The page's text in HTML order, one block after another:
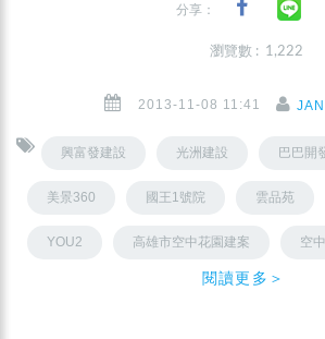
分享：
瀏覽數 : 1,222
2013-11-08 11:41
興富發建設 光洲建設 巴巴開
美景360 國王1號院 雲品苑
YOU2 高雄市空中花園建案 空
閱讀更多＞